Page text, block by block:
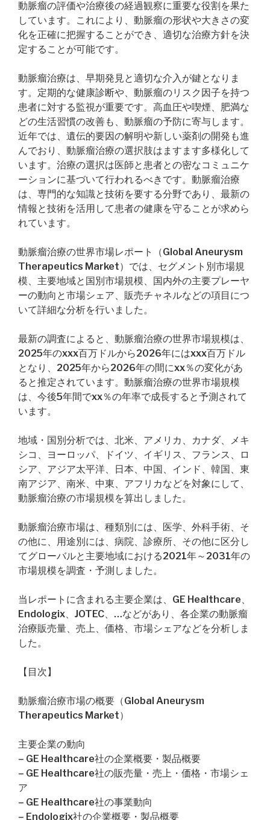
動脈瘤の評価や治療後の経過観察に重要な役割を果た
しています。これにより、動脈瘤の形状や大きさの変
化を正確に把握することができ、適切な治療方針を決
定することが可能です。
動脈瘤治療は、早期発見と適切な介入が鍵となりま
す。定期的な健康診断や、動脈瘤のリスク因子を持つ
患者に対する監視が重要です。高血圧や喫煙、肥満な
どの生活習慣の改善も、動脈瘤の予防に寄与します。
近年では、遺伝的要因の解明や新しい薬剤の開発も進
んでおり、動脈瘤治療の選択肢はますます多様化して
います。治療の選択は医師と患者との密なコミュニケ
ーションに基づいて行われるべきです。動脈瘤治療
は、専門的な知識と技術を要する分野であり、最新の
情報と技術を活用して患者の健康を守ることが求めら
れています。
動脈瘤治療の世界市場レポート（Global Aneurysm
Therapeutics Market）では、セグメント別市場規
模、主要地域と国別市場規模、国内外の主要プレーヤ
ーの動向と市場シェア、販売チャネルなどの項目につ
いて詳細な分析を行いました。
最新の調査によると、動脈瘤治療の世界市場規模は、
2025年のxxx百万ドルから2026年にはxxx百万ドル
となり、2025年から2026年の間にxx％の変化があ
ると推定されています。動脈瘤治療の世界市場規模
は、今後5年間でxx％の年率で成長すると予測されて
います。
地域・国別分析では、北米、アメリカ、カナダ、メキ
シコ、ヨーロッパ、ドイツ、イギリス、フランス、ロ
シア、アジア太平洋、日本、中国、インド、韓国、東
南アジア、南米、中東、アフリカなどを対象にして、
動脈瘤治療の市場規模を算出しました。
動脈瘤治療市場は、種類別には、医学、外科手術、そ
の他に、用途別には、病院、診療所、その他に区分し
てグローバルと主要地域における2021年～2031年の
市場規模を調査・予測しました。
当レポートに含まれる主要企業は、GE Healthcare、
Endologix、JOTEC、…などがあり、各企業の動脈瘤
治療販売量、売上、価格、市場シェアなどを分析しま
した。
【目次】
動脈瘤治療市場の概要（Global Aneurysm
Therapeutics Market）
主要企業の動向
– GE Healthcare社の企業概要・製品概要
– GE Healthcare社の販売量・売上・価格・市場シェ
ア
– GE Healthcare社の事業動向
– Endologix社の企業概要・製品概要